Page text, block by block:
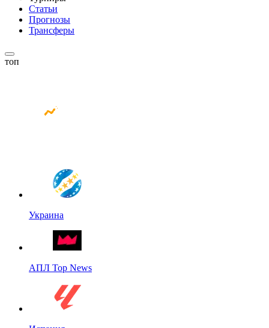
Статьи
Прогнозы
Трансферы
топ
Украина
АПЛ Top News